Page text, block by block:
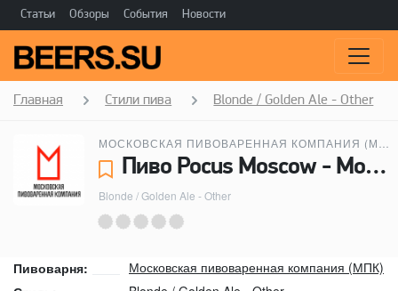
Статьи Обзоры События Новости
Главная Стили пива Blonde / Golden Ale - Other
Пиво Pocus Moscow - Московская пивоваренная компания (МПК)
Blonde / Golden Ale - Other
Пивоварня:
Московская пивоваренная компания (МПК)